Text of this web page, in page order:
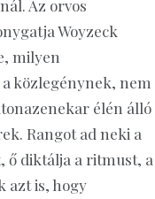
Az orvos
Woyzeck
milyen
közlegénynek, nem
élén álló
Rangot ad neki a
ő diktálja a ritmust, a
azt is, hogy